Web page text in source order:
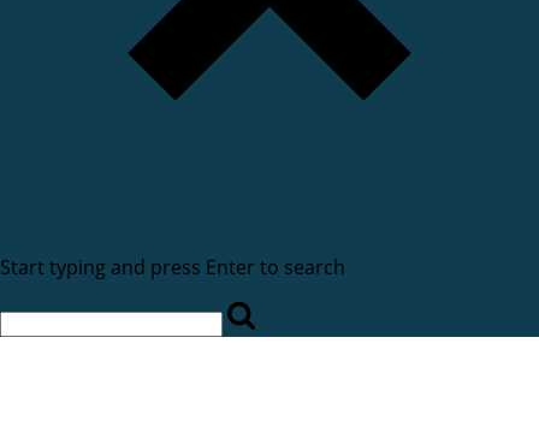
Start typing and press Enter to search